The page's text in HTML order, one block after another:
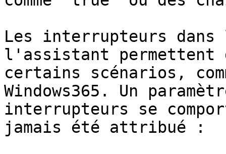
Les interrupteurs
l'assistant permettent
certains scénarios,
Windows365. Un
interrupteurs se
jamais été attribué :